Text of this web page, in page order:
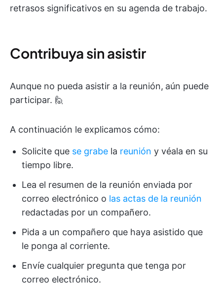
retrasos significativos en su agenda de trabajo.
Contribuya sin asistir
Aunque no pueda asistir a la reunión, aún puede
participar. 🙋
A continuación le explicamos cómo:
Solicite que se grabe la reunión y véala en su
tiempo libre.
Lea el resumen de la reunión enviada por
correo electrónico o las actas de la reunión
redactadas por un compañero.
Pida a un compañero que haya asistido que
le ponga al corriente.
Envíe cualquier pregunta que tenga por
correo electrónico.